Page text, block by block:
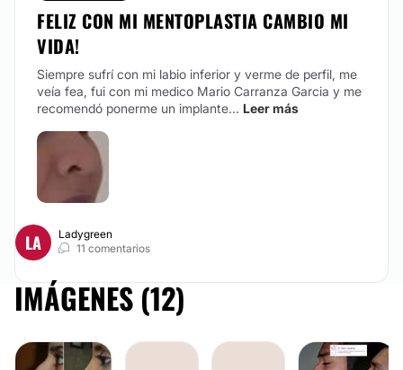
FELIZ CON MI MENTOPLASTIA CAMBIO MI
VIDA!
Siempre sufrí con mi labio inferior y verme de perfil, me
veía fea, fui con mi medico Mario Carranza Garcia y me
recomendó ponerme un implante... Leer más
LA
Ladygreen
11 comentarios
IMÁGENES (12)